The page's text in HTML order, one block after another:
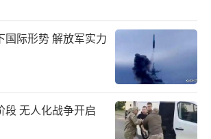
国际形势 解放军实力
段 无人化战争开启